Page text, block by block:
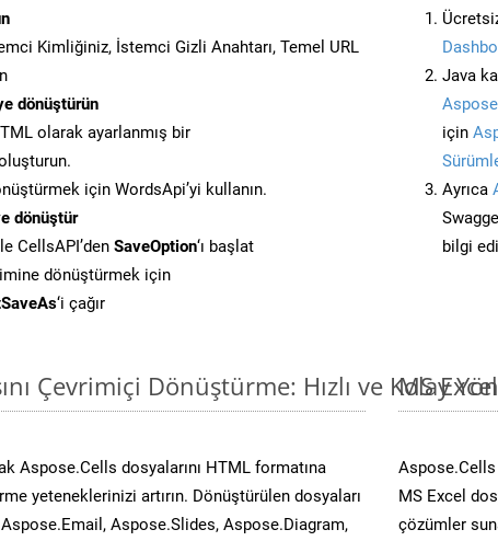
Kimliğiniz, İstemci Gizli Anahtarı, Temel URL
dönüştürün
olarak ayarlanmış bir
için WordsApi’yi kullanın.
dönüştür
CellsAPI’den SaveOption‘ı başlat
dönüştürmek için
‘i çağır
Java
için
Ayrıca
bilgi
Çevrimiçi Dönüştürme: Hızlı ve Kolay
Aspose.Cells dosyalarını HTML formatına
yeteneklerinizi artırın. Dönüştürülen dosyaları
Aspose.Slides, Aspose.Diagram,
MS
Aspose.Cells
MS Excel
çözümler